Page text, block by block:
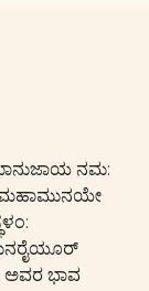
ನಮ:
ಮಹಾಮುನಯೇ
ಅವರ ಭಾವ